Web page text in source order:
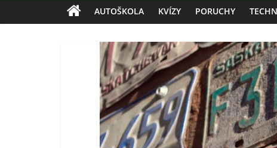
AUTOŠKOLA KVÍZY PORUCHY